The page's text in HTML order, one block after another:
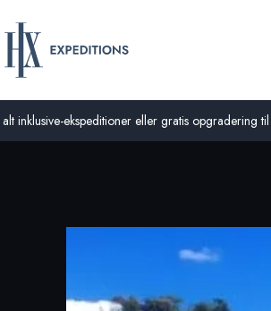
inklusive-ekspeditioner eller gratis opgradering til